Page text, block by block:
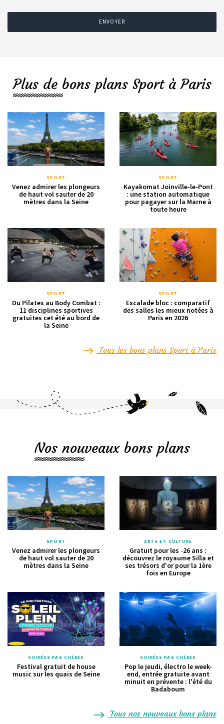
ENVOYER
Plus de bons plans Sport à Paris
SPORT
Venez admirer les plongeurs
de haut vol sauter de 20
mètres dans la Seine
SPORT
Kayakomat Joinville-le-Pont
: une station automatique
pour pagayer sur la Marne à
toute heure
SPORT
Du Pilates au Body Combat :
11 disciplines sportives
gratuites cet été au bord de
la Seine
SPORT
Escalade bloc : comparatif
des salles les mieux notées à
Paris en 2026
Tous les bons plans Sport à Paris
Nos nouveaux bons plans
SPORT
Venez admirer les plongeurs
de haut vol sauter de 20
mètres dans la Seine
ARTS ET CULTURE
Gratuit pour les -26 ans :
découvrez le royaume Silla et
ses trésors d'or pour la 1ère
fois en Europe
SOIRÉES PAS CHÈRES
Festival gratuit de house
music sur les quais de Seine
SOIRÉES PAS CHÈRES
Pop le jeudi, électro le week-
end, entrée gratuite avant
minuit en prévente : l'été du
Badaboum
Tous nos nouveaux bons plans